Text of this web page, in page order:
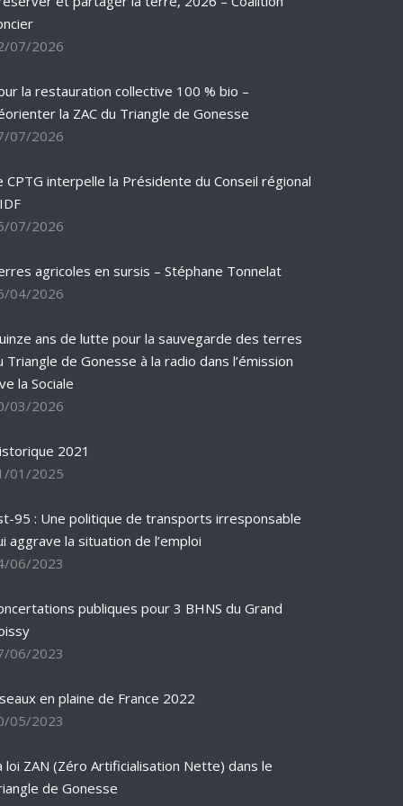
07/2026
la restauration collective 100 % bio –
la ZAC du Triangle de Gonesse
07/2026
CPTG interpelle la Présidente du Conseil régional
07/2026
agricoles en sursis – Stéphane Tonnelat
04/2026
ans de lutte pour la sauvegarde des terres
Triangle de Gonesse à la radio dans l’émission
la Sociale
03/2026
2021
01/2025
95 : Une politique de transports irresponsable
aggrave la situation de l’emploi
06/2023
publiques pour 3 BHNS du Grand
06/2023
en plaine de France 2022
05/2023
loi ZAN (Zéro Artificialisation Nette) dans le
de Gonesse